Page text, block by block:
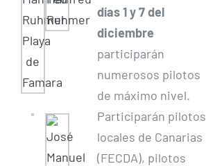
días 1 y 7 del
diciembre
participarán
numerosos pilotos
de máximo nivel.
Participarán pilotos
locales de Canarias
(FECDA), pilotos